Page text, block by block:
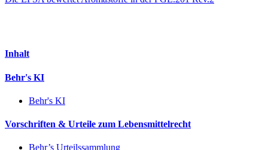
Inhalt
Behr's KI
Behr's KI
Vorschriften & Urteile zum Lebensmittelrecht
Behr’s Urteilssammlung